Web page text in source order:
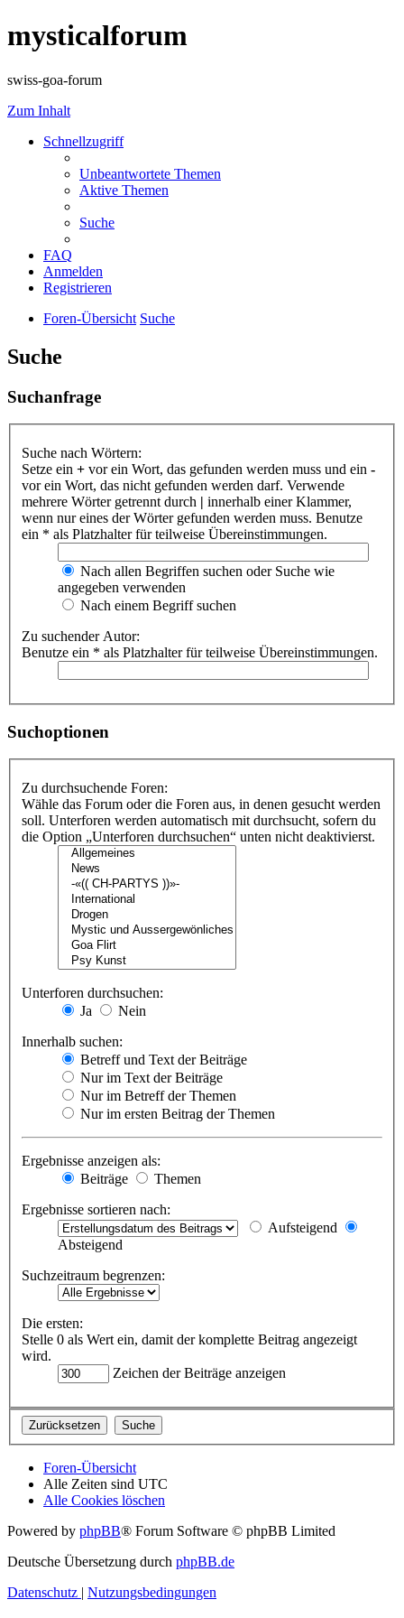
mysticalforum
swiss-goa-forum
Zum Inhalt
Schnellzugriff
Unbeantwortete Themen
Aktive Themen
Suche
FAQ
Anmelden
Registrieren
Foren-Übersicht Suche
Suche
Suchanfrage
Suche nach Wörtern:
Setze ein + vor ein Wort, das gefunden werden muss und ein -
vor ein Wort, das nicht gefunden werden darf. Verwende
mehrere Wörter getrennt durch | innerhalb einer Klammer,
wenn nur eines der Wörter gefunden werden muss. Benutze
ein * als Platzhalter für teilweise Übereinstimmungen.
Nach allen Begriffen suchen oder Suche wie
angegeben verwenden
Nach einem Begriff suchen
Zu suchender Autor:
Benutze ein * als Platzhalter für teilweise Übereinstimmungen.
Suchoptionen
Zu durchsuchende Foren:
Wähle das Forum oder die Foren aus, in denen gesucht werden
soll. Unterforen werden automatisch mit durchsucht, sofern du
die Option „Unterforen durchsuchen“ unten nicht deaktivierst.
Unterforen durchsuchen:
Ja
Nein
Innerhalb suchen:
Betreff und Text der Beiträge
Nur im Text der Beiträge
Nur im Betreff der Themen
Nur im ersten Beitrag der Themen
Ergebnisse anzeigen als:
Beiträge
Themen
Ergebnisse sortieren nach:
Aufsteigend
Absteigend
Suchzeitraum begrenzen:
Die ersten:
Stelle 0 als Wert ein, damit der komplette Beitrag angezeigt
wird.
Zeichen der Beiträge anzeigen
Foren-Übersicht
Alle Zeiten sind UTC
Alle Cookies löschen
Powered by phpBB® Forum Software © phpBB Limited
Deutsche Übersetzung durch phpBB.de
Datenschutz | Nutzungsbedingungen